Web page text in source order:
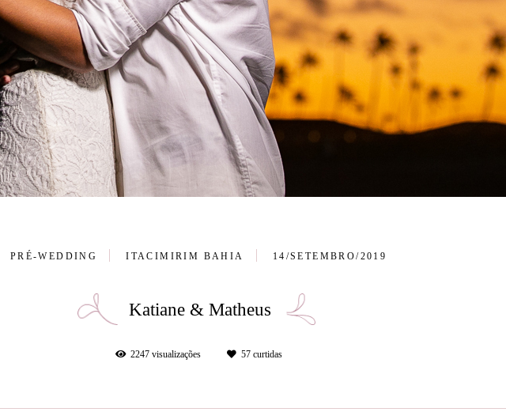
PRÉ-WEDDING ITACIMIRIM BAHIA 14/SETEMBRO/2019
Katiane & Matheus
2247visualizações 57curtidas